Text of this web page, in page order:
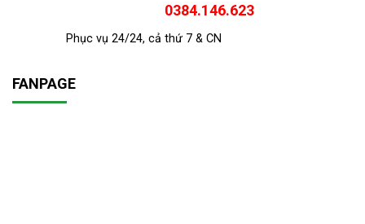
0384.146.623
Phục vụ 24/24, cả thứ 7 & CN
FANPAGE